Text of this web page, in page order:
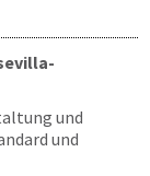
und
und